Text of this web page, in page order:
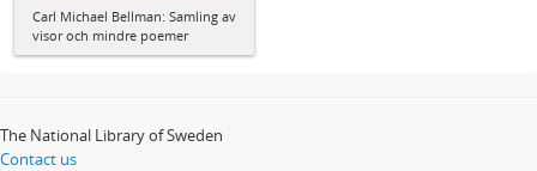
Carl Michael Bellman: Samling av
visor och mindre poemer
The National Library of Sweden
Contact us